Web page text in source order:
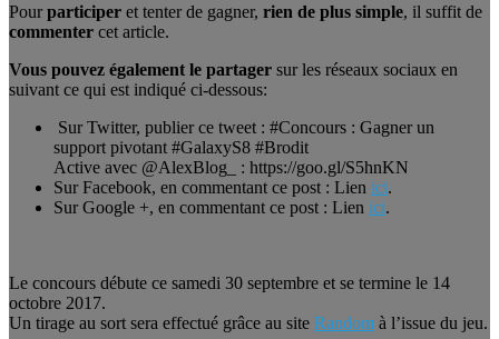
Pourparticiper et tenter de gagner, rien de plus simple, il suffit de
commenter cet article.
Vous pouvez également le partager sur les réseaux sociaux en
suivant ce qui est indiqué ci-dessous:
Sur Twitter, publier ce tweet : #Concours : Gagner un
support pivotant #GalaxyS8 #Brodit
Active avec @AlexBlog_ : https://goo.gl/S5hnKN
Sur Facebook, en commentant ce post : Lien ici.
Sur Google +, en commentant ce post : Lien ici.
Le concours débute ce samedi 30 septembre et se termine le 14
octobre 2017.
Un tirage au sort sera effectué grâce au site Random à l’issue du jeu.